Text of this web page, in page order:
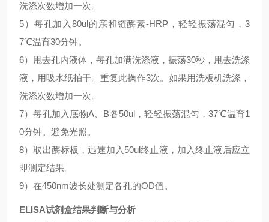
洗涤次数增加一次。
5）每孔加入80ul的亲和链酶素-HRP，轻轻振荡混匀，3
7℃温育30分钟。
6）甩去孔内液体，每孔加满洗涤液，振荡30秒，甩去洗涤
液，用吸水纸拍干。重复此操作3次。如果用洗板机洗涤，
洗涤次数增加一次。
7）每孔加入底物A、B各50ul，轻轻振荡混匀，37℃温育1
0分钟。避免光照。
8）取出酶标板，迅速加入50ul终止液，加入终止液后应立
即测定结果。
9）在450nm波长处测定各孔的OD值。
ELISA试剂盒结果判断与分析